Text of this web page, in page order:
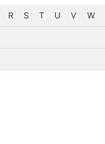
R S T U V W